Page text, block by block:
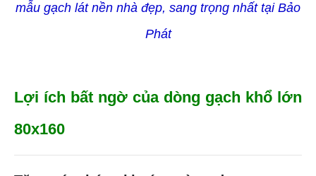
mẫu gạch lát nền nhà đẹp, sang trọng nhất tại Bảo
Phát
Lợi ích bất ngờ của dòng gạch khổ lớn
80x160